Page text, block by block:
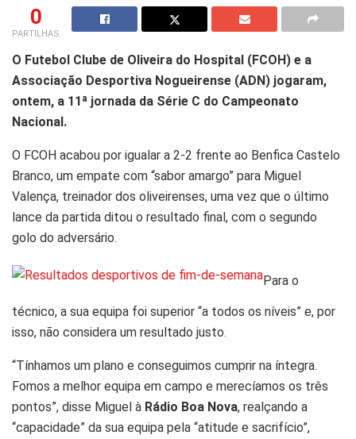
0
PARTILHAS
O Futebol Clube de Oliveira do Hospital (FCOH) e a
Associação Desportiva Nogueirense (ADN) jogaram,
ontem, a 11ª jornada da Série C do Campeonato
Nacional.
O FCOH acabou por igualar a 2-2 frente ao Benfica Castelo
Branco, um empate com “sabor amargo” para Miguel
Valença, treinador dos oliveirenses, uma vez que o último
lance da partida ditou o resultado final, com o segundo
golo do adversário.
Para o
técnico, a sua equipa foi superior “a todos os níveis” e, por
isso, não considera um resultado justo.
“Tínhamos um plano e conseguimos cumprir na íntegra.
Fomos a melhor equipa em campo e merecíamos os três
pontos”, disse Miguel à Rádio Boa Nova, realçando a
“capacidade” da sua equipa pela “atitude e sacrifício”,